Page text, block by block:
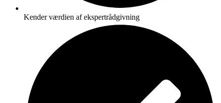
Kender værdien af ekspertrådgivning